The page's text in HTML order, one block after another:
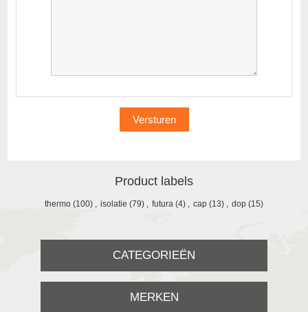
Product labels
thermo (100) isolatie (79) futura (4) cap (13) dop (15)
CATEGORIEËN
MERKEN